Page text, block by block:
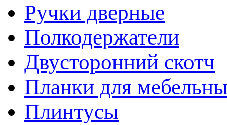
Ручки дверные
Полкодержатели
Двусторонний скотч
Планки для
Плинтусы